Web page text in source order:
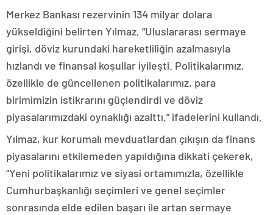
Merkez Bankası rezervinin 134 milyar dolara
yükseldiğini belirten Yılmaz, “Uluslararası sermaye
girişi, döviz kurundaki hareketliliğin azalmasıyla
hızlandı ve finansal koşullar iyileşti. Politikalarımız,
özellikle de güncellenen politikalarımız, para
birimimizin istikrarını güçlendirdi ve döviz
piyasalarımızdaki oynaklığı azalttı.” ifadelerini kullandı.
Yılmaz, kur korumalı mevduatlardan çıkışın da finans
piyasalarını etkilemeden yapıldığına dikkati çekerek,
“Yeni politikalarımız ve siyasi ortamımızla, özellikle
Cumhurbaşkanlığı seçimleri ve genel seçimler
sonrasında elde edilen başarı ile artan sermaye